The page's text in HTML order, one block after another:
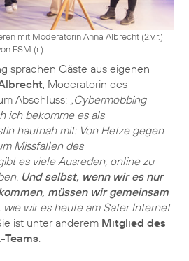
mit Moderatorin Anna Albrecht (2.v.r.)
FSM (r.)
sprachen Gäste aus eigenen
, Moderatorin des
Abschluss: „Cybermobbing
ich bekomme es als
hautnah mit: Von Hetze gegen
Missfallen des
es viele Ausreden, online zu
Und selbst, wenn wir es nur
müssen wir gemeinsam
wie wir es heute am Safer Internet
ist unter anderem Mitglied des
Teams.